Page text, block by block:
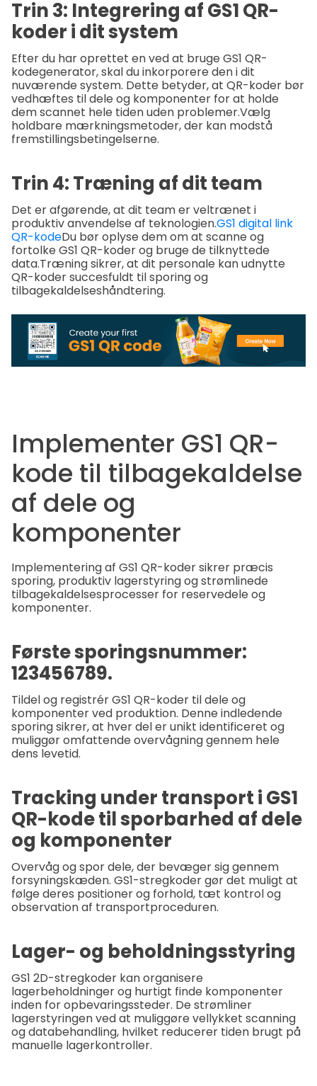
Trin 3: Integrering af GS1 QR-
koder i dit system
Efter du har oprettet en ved at bruge GS1 QR-
kodegenerator, skal du inkorporere den i dit
nuværende system. Dette betyder, at QR-koder bør
vedhæftes til dele og komponenter for at holde
dem scannet hele tiden uden problemer.Vælg
holdbare mærkningsmetoder, der kan modstå
fremstillingsbetingelserne.
Trin 4: Træning af dit team
Det er afgørende, at dit team er veltrænet i
produktiv anvendelse af teknologien.GS1 digital link
QR-kodeDu bør oplyse dem om at scanne og
fortolke GS1 QR-koder og bruge de tilknyttede
data.Træning sikrer, at dit personale kan udnytte
QR-koder succesfuldt til sporing og
tilbagekaldelseshåndtering.
Implementer GS1 QR-
kode til tilbagekaldelse
af dele og
komponenter
Implementering af GS1 QR-koder sikrer præcis
sporing, produktiv lagerstyring og strømlinede
tilbagekaldelsesprocesser for reservedele og
komponenter.
Første sporingsnummer:
123456789.
Tildel og registrér GS1 QR-koder til dele og
komponenter ved produktion. Denne indledende
sporing sikrer, at hver del er unikt identificeret og
muliggør omfattende overvågning gennem hele
dens levetid.
Tracking under transport i GS1
QR-kode til sporbarhed af dele
og komponenter
Overvåg og spor dele, der bevæger sig gennem
forsyningskæden. GS1-stregkoder gør det muligt at
følge deres positioner og forhold, tæt kontrol og
observation af transportproceduren.
Lager- og beholdningsstyring
GS1 2D-stregkoder kan organisere
lagerbeholdninger og hurtigt finde komponenter
inden for opbevaringssteder. De strømliner
lagerstyringen ved at muliggøre vellykket scanning
og databehandling, hvilket reducerer tiden brugt på
manuelle lagerkontroller.